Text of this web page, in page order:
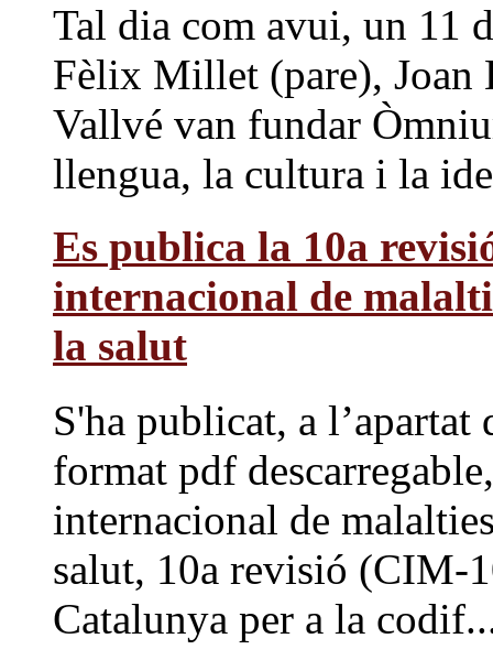
Tal dia com avui, un 11
Fèlix Millet (pare), Joan
Vallvé van fundar
llengua, la cultura i la
Es publica la 10a
internacional de
la salut
S'ha publicat, a
format pdf
internacional de
salut, 10a revisió (CIM-
Catalunya per a la